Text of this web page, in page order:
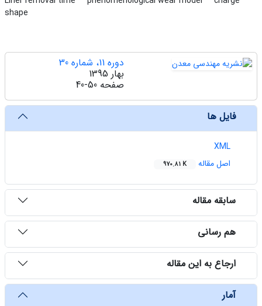
shape
دوره 11، شماره 30
بهار 1395
صفحه 40-50
فایل ها
XML
اصل مقاله
970.81 K
سابقه مقاله
هم رسانی
ارجاع به این مقاله
آمار